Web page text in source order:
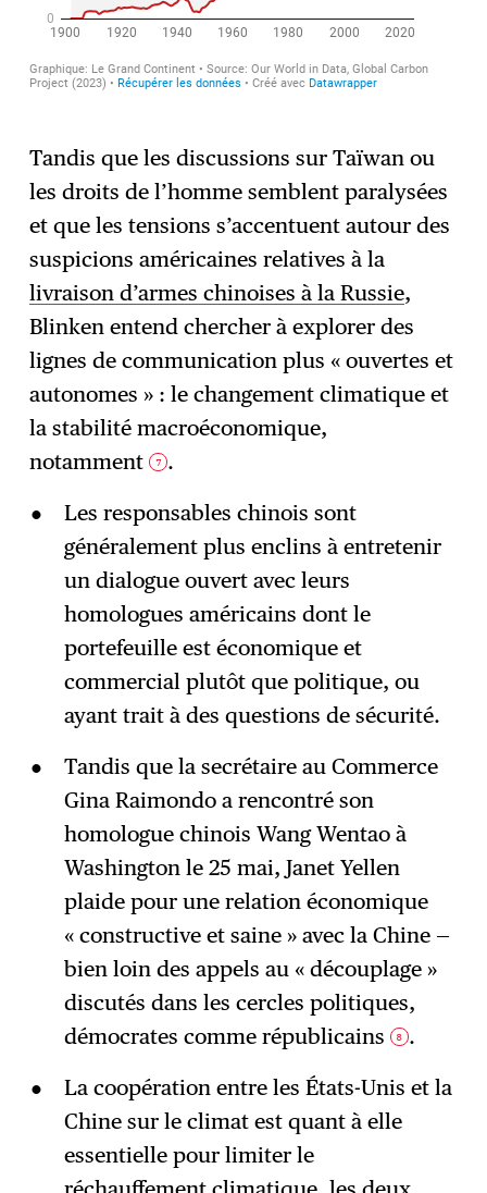
Tandis que les discussions sur Taïwan ou
les droits de l’homme semblent paralysées
et que les tensions s’accentuent autour des
suspicions américaines relatives à la
livraison d’armes chinoises à la Russie,
Blinken entend chercher à explorer des
lignes de communication plus « ouvertes et
autonomes » : le changement climatique et
la stabilité macroéconomique,
notamment 7 .
Les responsables chinois sont
généralement plus enclins à entretenir
un dialogue ouvert avec leurs
homologues américains dont le
portefeuille est économique et
commercial plutôt que politique, ou
ayant trait à des questions de sécurité.
Tandis que la secrétaire au Commerce
Gina Raimondo a rencontré son
homologue chinois Wang Wentao à
Washington le 25 mai, Janet Yellen
plaide pour une relation économique
« constructive et saine » avec la Chine —
bien loin des appels au « découplage »
discutés dans les cercles politiques,
démocrates comme républicains
8 .
La coopération entre les États-Unis et la
Chine sur le climat est quant à elle
essentielle pour limiter le